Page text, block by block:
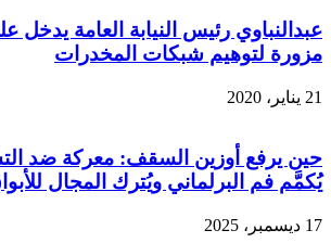
عبدالنباوي رئيس النيابة العامة
مزورة لتوهيم شبكات المخدرات
21 يناير، 2020
حين يرفع أوزين السقف: معركة ضد
يُكمَّم فم البرلماني ويُترك المجال
17 ديسمبر، 2025